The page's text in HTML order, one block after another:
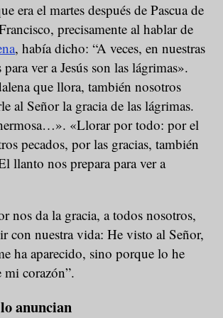
era el martes después de Pascua de
precisamente al hablar de
, había dicho: “A veces, en nuestras
ver a Jesús son las lágrimas».
que llora, también nosotros
al Señor la gracia de las lágrimas.
«Llorar por todo: por el
pecados, por las gracias, también
llanto nos prepara para ver a
nos da la gracia, a todos nosotros,
con nuestra vida: He visto al Señor,
ha aparecido, sino porque lo he
corazón”.
anuncian